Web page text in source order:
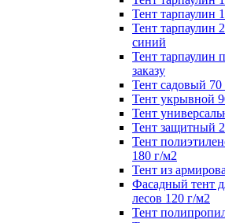
Тент тарпаулин
Тент тарпаулин
синий
Тент тарпаулин
заказу
Тент садовый 70
Тент укрывной
Тент
Тент защитный
Тент
180 г/м2
Тент из
Фасадный тент
лесов 120 г/м2
Тент